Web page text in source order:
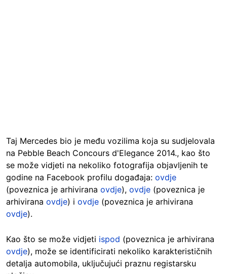
Taj Mercedes bio je među vozilima koja su sudjelovala
na Pebble Beach Concours d'Elegance 2014., kao što
se može vidjeti na nekoliko fotografija objavljenih te
godine na Facebook profilu događaja: ovdje
(poveznica je arhivirana ovdje), ovdje (poveznica je
arhivirana ovdje) i ovdje (poveznica je arhivirana
ovdje).
Kao što se može vidjeti ispod (poveznica je arhivirana
ovdje), može se identificirati nekoliko karakterističnih
detalja automobila, uključujući praznu registarsku